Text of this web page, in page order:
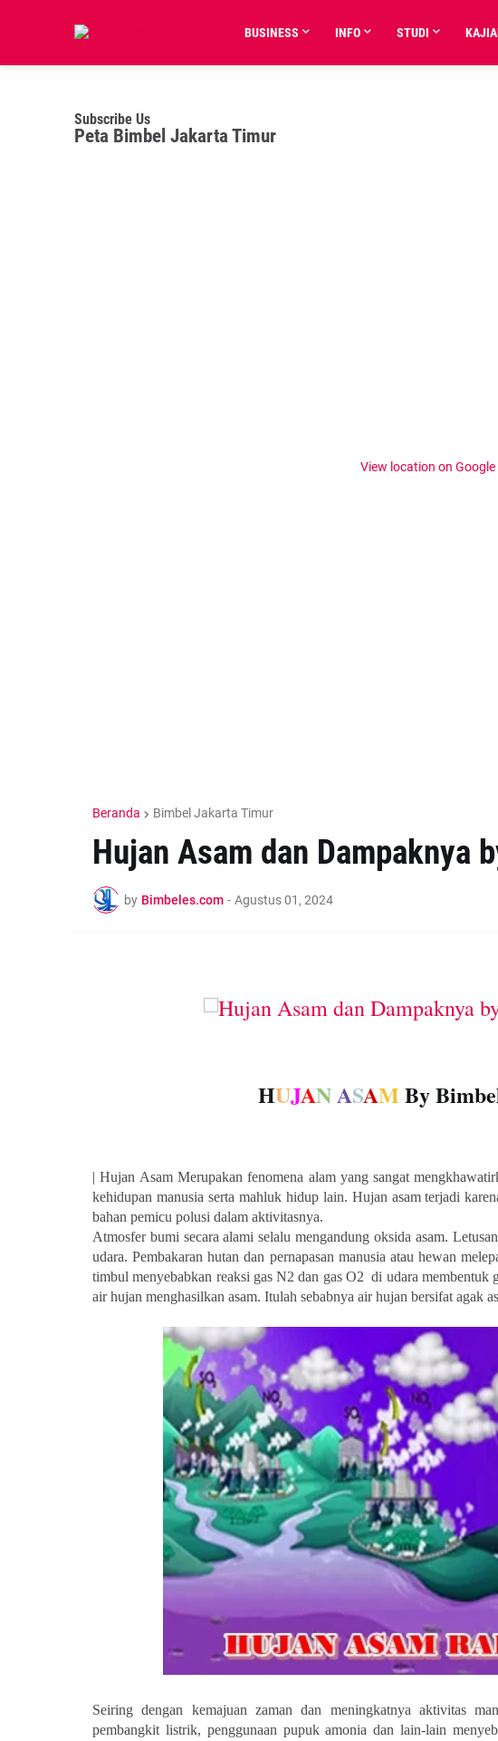
BUSINESS INFO STUDI
Subscribe Us
Peta Bimbel Jakarta Timur
View location on
Beranda Bimbel Jakarta Timur
Hujan Asam dan Dampaknya
by Bimbeles.com - Agustus 01, 2024
HUJANASAM By
| Hujan Asam Merupakan fenomena alam yang sangat
kehidupan manusia serta mahluk hidup lain. Hujan asam terjadi
bahan pemicu polusi dalam aktivitasnya.
Atmosfer bumi secara alami selalu mengandung oksida asam.
udara. Pembakaran hutan dan pernapasan manusia atau hewan
timbul menyebabkan reaksi gas N2 dan gas O2 di udara membentuk
air hujan menghasilkan asam. Itulah sebabnya air hujan bersifat agak
Seiring dengan kemajuan zaman dan meningkatnya aktivitas
pembangkit listrik, penggunaan pupuk amonia dan lain-lain